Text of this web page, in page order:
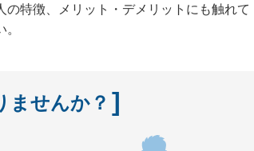
特徴、メリット・デメリットにも触れて
ませんか？